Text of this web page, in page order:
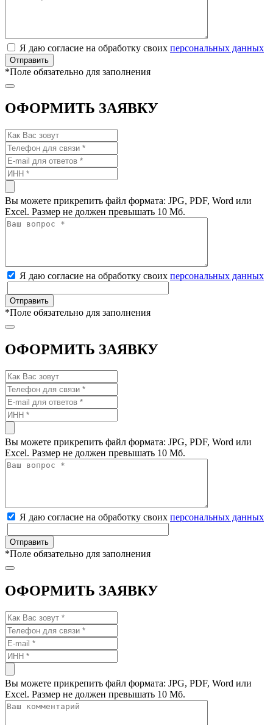
Я даю согласие на обработку своих персональных данных
*Поле обязательно для заполнения
ОФОРМИТЬ ЗАЯВКУ
Вы можете прикрепить файл формата: JPG, PDF, Word или
Excel. Размер не должен превышать 10 Мб.
Я даю согласие на обработку своих персональных данных
*Поле обязательно для заполнения
ОФОРМИТЬ ЗАЯВКУ
Вы можете прикрепить файл формата: JPG, PDF, Word или
Excel. Размер не должен превышать 10 Мб.
Я даю согласие на обработку своих персональных данных
*Поле обязательно для заполнения
ОФОРМИТЬ ЗАЯВКУ
Вы можете прикрепить файл формата: JPG, PDF, Word или
Excel. Размер не должен превышать 10 Мб.